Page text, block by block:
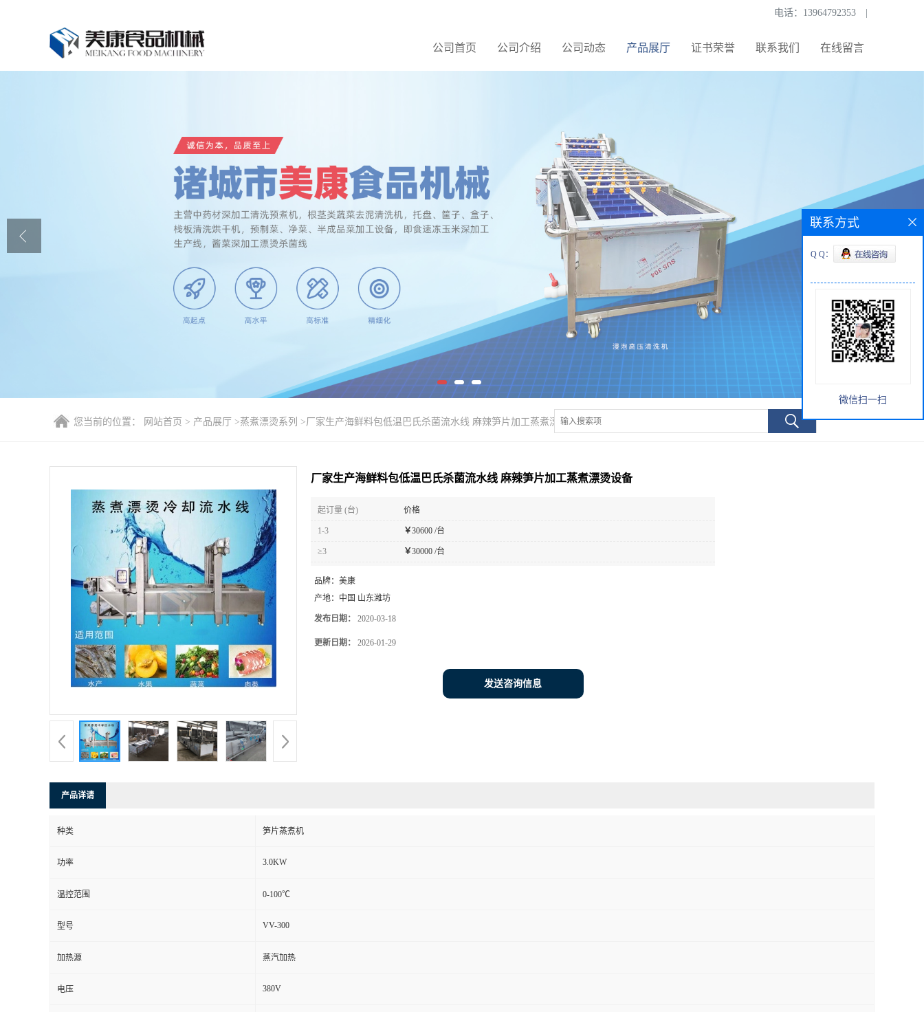
电话： 13964792353
公司首页 公司介绍 公司动态 产品展厅 证书荣誉 联系我们 在线留言
公司首页
在线留言
您当前的位置： 网站首页 > 产品展厅 >蒸煮漂烫系列 >厂家生产海鲜料包低温巴氏杀菌流水线 麻辣笋片加工蒸煮漂烫设备
厂家生产海鲜料包低温巴氏杀菌流水线 麻辣笋片加工蒸煮漂烫设备
起订量 (台) 价格
1-3 ￥30600 /台
≥3 ￥30000 /台
品牌： 美康
产地： 中国 山东潍坊
发布日期： 2020-03-18
更新日期： 2026-01-29
发送咨询信息
产品详请
种类 笋片蒸煮机
功率 3.0KW
温控范围 0-100℃
型号 VV-300
加热源 蒸汽加热
电压 380V
联系方式
Q Q：
微信扫一扫